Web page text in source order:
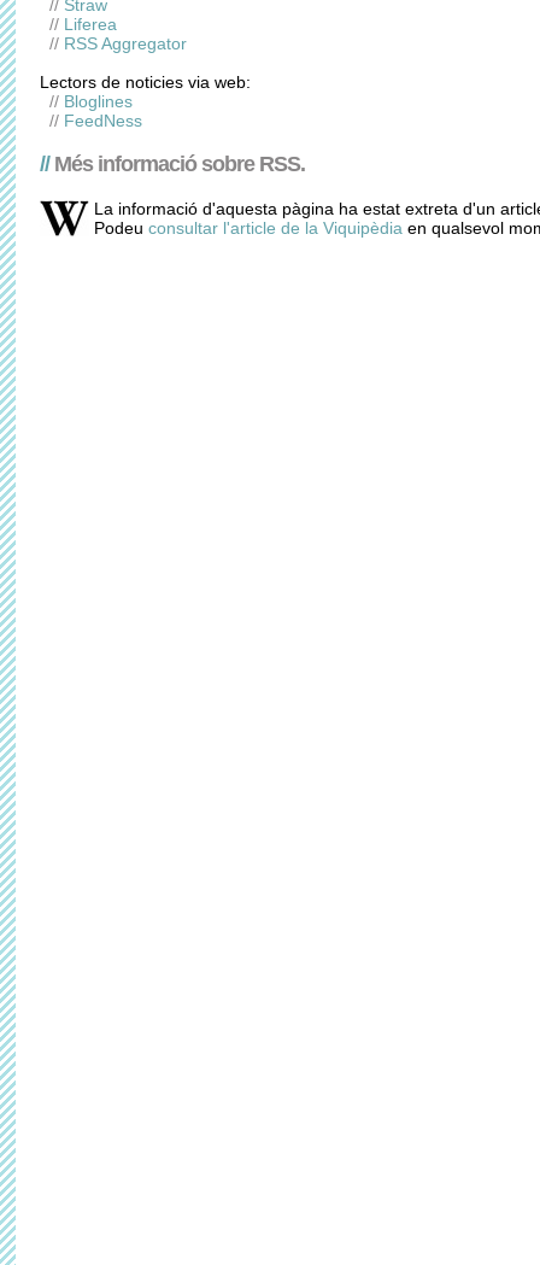
// Straw
// Liferea
// RSS Aggregator
Lectors de noticies via web:
// Bloglines
// FeedNess
//Més informació sobre RSS.
La informació d'aquesta pàgina ha estat extreta d'un
Podeu consultar l'article de la Viquipèdia en qualsevol